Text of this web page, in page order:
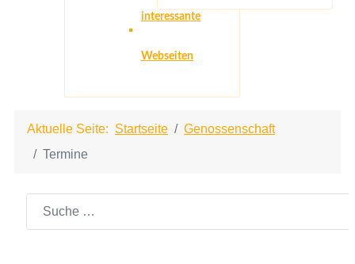
interessante
Webseiten
Aktuelle Seite: Startseite
Genossenschaft
Termine
Suchen